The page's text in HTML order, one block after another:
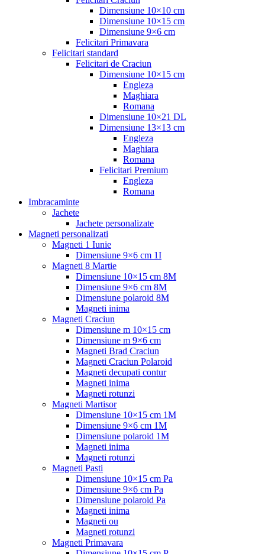
Dimensiune 10×10 cm
Dimensiune 10×15 cm
Dimensiune 9×6 cm
Felicitari Primavara
Felicitari standard
Felicitari de Craciun
Dimensiune 10×15 cm
Engleza
Maghiara
Romana
Dimensiune 10×21 DL
Dimensiune 13×13 cm
Engleza
Maghiara
Romana
Felicitari Premium
Engleza
Romana
Imbracaminte
Jachete
Jachete personalizate
Magneti personalizati
Magneti 1 Iunie
Dimensiune 9×6 cm 1I
Magneti 8 Martie
Dimensiune 10×15 cm 8M
Dimensiune 9×6 cm 8M
Dimensiune polaroid 8M
Magneti inima
Magneti Craciun
Dimensiune m 10×15 cm
Dimensiune m 9×6 cm
Magneti Brad Craciun
Magneti Craciun Polaroid
Magneti decupati contur
Magneti inima
Magneti rotunzi
Magneti Martisor
Dimensiune 10×15 cm 1M
Dimensiune 9×6 cm 1M
Dimensiune polaroid 1M
Magneti inima
Magneti rotunzi
Magneti Pasti
Dimensiune 10×15 cm Pa
Dimensiune 9×6 cm Pa
Dimensiune polaroid Pa
Magneti inima
Magneti ou
Magneti rotunzi
Magneti Primavara